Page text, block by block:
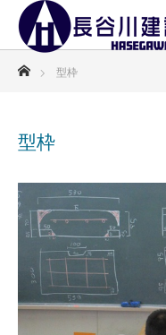
ホーム
型枠
型枠